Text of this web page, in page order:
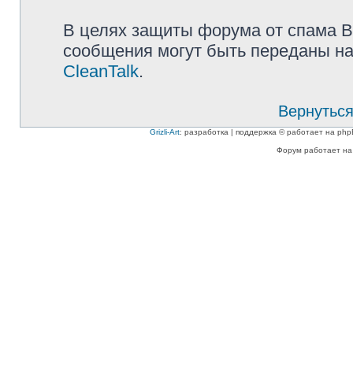
В целях защиты форума от спама
сообщения могут быть переданы
CleanTalk.
Grizli-Art: разработка | поддержка © работает на
Форум работает